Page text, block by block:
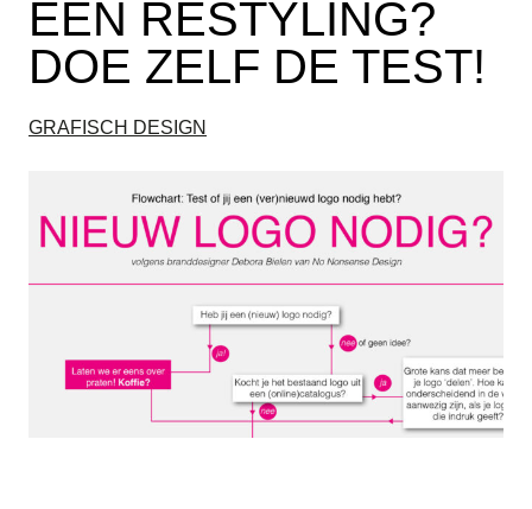
EEN RESTYLING?
DOE ZELF DE TEST!
GRAFISCH DESIGN